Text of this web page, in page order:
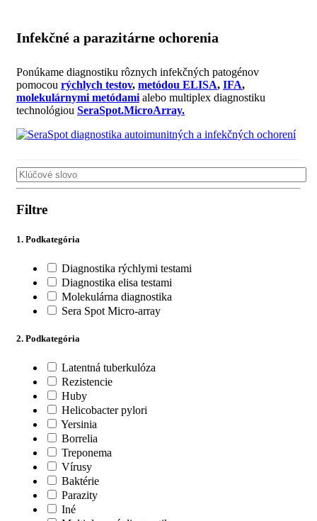
Infekčné a parazitárne ochorenia
Ponúkame diagnostiku rôznych infekčných patogénov
pomocou rýchlych testov, metódou ELISA, IFA,
molekulárnymi metódami alebo multiplex diagnostiku
technológiou SeraSpot.MicroArray.
Filtre
1. Podkategória
Diagnostika rýchlymi testami
Diagnostika elisa testami
Molekulárna diagnostika
Sera Spot Micro-array
2. Podkategória
Latentná tuberkulóza
Rezistencie
Huby
Helicobacter pylori
Yersinia
Borrelia
Treponema
Vírusy
Baktérie
Parazity
Iné